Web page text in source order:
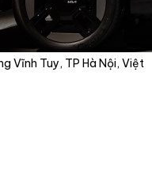
Vĩnh Tuy, TP Hà Nội, Việt